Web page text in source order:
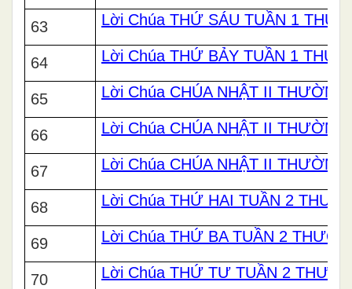
63 Lời Chúa THỨ SÁU TUẦN 1
64 Lời Chúa THỨ BẢY TUẦN 1
65 Lời Chúa CHÚA NHẬT II THƯỜNG
66 Lời Chúa CHÚA NHẬT II
67 Lời Chúa CHÚA NHẬT II
68 Lời Chúa THỨ HAI TUẦN 2
69 Lời Chúa THỨ BA TUẦN 2
70 Lời Chúa THỨ TƯ TUẦN 2